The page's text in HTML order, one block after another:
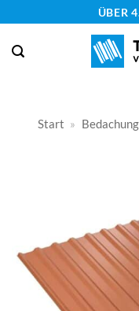
springen
ÜBER
Start »